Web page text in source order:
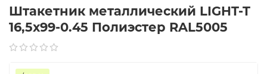
Штакетник металлический LIGHT-T
16,5х99-0.45 Полиэстер RAL5005